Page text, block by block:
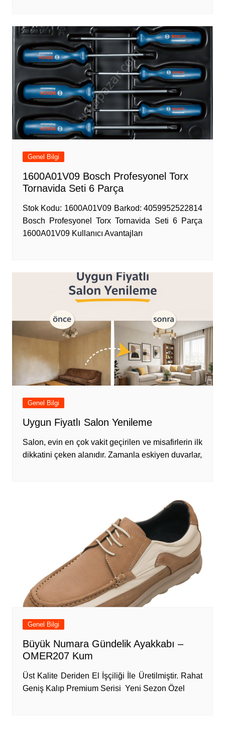
Genel Bilgi
1600A01V09 Bosch Profesyonel Torx
Tornavida Seti 6 Parça
Stok Kodu: 1600A01V09 Barkod: 4059952522814
Bosch Profesyonel Torx Tornavida Seti 6 Parça
1600A01V09 Kullanıcı Avantajları
Genel Bilgi
Uygun Fiyatlı Salon Yenileme
Salon, evin en çok vakit geçirilen ve misafirlerin ilk
dikkatini çeken alanıdır. Zamanla eskiyen duvarlar,
Genel Bilgi
Büyük Numara Gündelik Ayakkabı –
OMER207 Kum
Üst Kalite Deriden El İşçiliği İle Üretilmiştir. Rahat
Geniş Kalıp Premium Serisi Yeni Sezon Özel